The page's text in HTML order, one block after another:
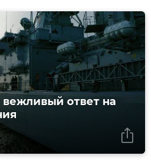
ответ на